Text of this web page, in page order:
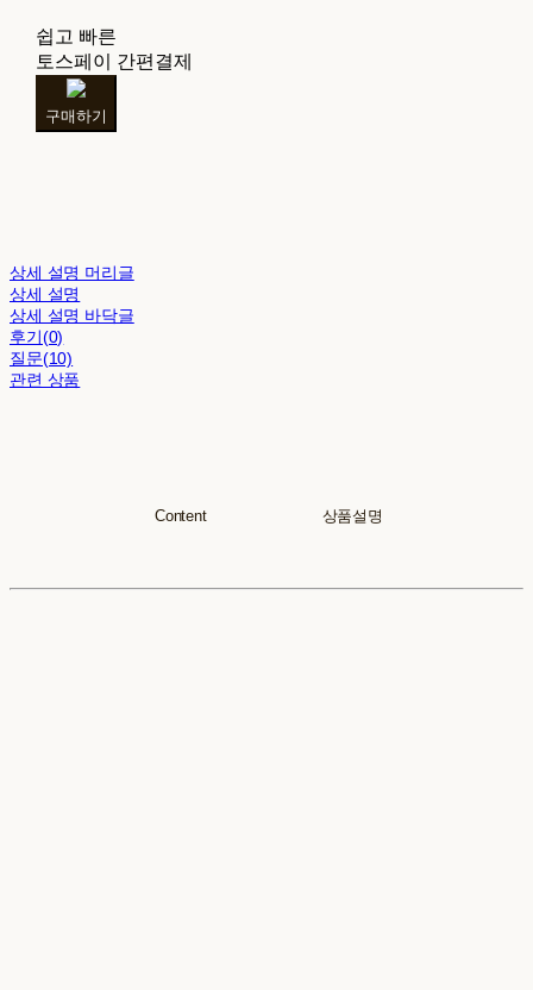
쉽고 빠른
토스페이 간편결제
구매하기
상세 설명 머리글
상세 설명
상세 설명 바닥글
후기(0)
질문(10)
관련 상품
Content 상품설명